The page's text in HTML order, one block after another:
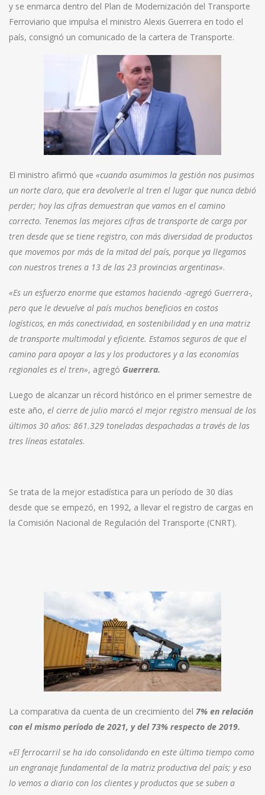
y se enmarca dentro del Plan de Modernización del Transporte
Ferroviario que impulsa el ministro Alexis Guerrera en todo el
país, consignó un comunicado de la cartera de Transporte.
El ministro afirmó que «cuando asumimos la gestión nos pusimos
un norte claro, que era devolverle al tren el lugar que nunca debió
perder; hoy las cifras demuestran que vamos en el camino
correcto. Tenemos las mejores cifras de transporte de carga por
tren desde que se tiene registro, con más diversidad de productos
que movemos por más de la mitad del país, porque ya llegamos
con nuestros trenes a 13 de las 23 provincias argentinas».
«Es un esfuerzo enorme que estamos haciendo -agregó Guerrera-,
pero que le devuelve al país muchos beneficios en costos
logísticos, en más conectividad, en sostenibilidad y en una matriz
de transporte multimodal y eficiente. Estamos seguros de que el
camino para apoyar a las y los productores y a las economías
regionales es el tren», agregó Guerrera.
Luego de alcanzar un récord histórico en el primer semestre de
este año, el cierre de julio marcó el mejor registro mensual de los
últimos 30 años: 861.329 toneladas despachadas a través de las
tres líneas estatales.
Se trata de la mejor estadística para un período de 30 días
desde que se empezó, en 1992, a llevar el registro de cargas en
la Comisión Nacional de Regulación del Transporte (CNRT).
La comparativa da cuenta de un crecimiento del 7% en relación
con el mismo período de 2021, y del 73% respecto de 2019.
«El ferrocarril se ha ido consolidando en este último tiempo como
un engranaje fundamental de la matriz productiva del país; y eso
lo vemos a diario con los clientes y productos que se suben a